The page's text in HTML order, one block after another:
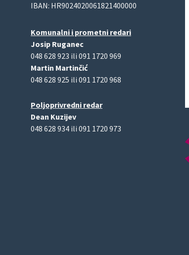
IBAN: HR9024020061821400000
Komunalni i prometni redari
Josip Ruganec
048 628 923 ili 091 1720 969
Martin Martinčić
048 628 925 ili 091 1720 968
Poljoprivredni redar
Dean Kuzijev
048 628 934 ili 091 1720 973